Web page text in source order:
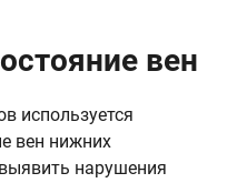
вен
используется
вен нижних
нарушения